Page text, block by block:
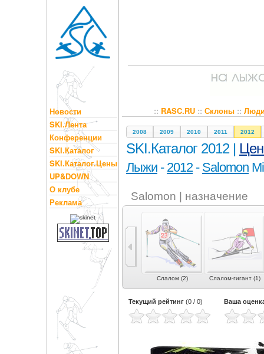
Новости
SKI.Лента
Конференции
SKI.Каталог
SKI.Каталог.Цены
UP&DOWN
О клубе
Реклама
:: RASC.RU:: Склоны::
2008 2009 2010 2011 2012
SKI.Каталог 2012 |
Лыжи - 2012- Salomon
Salomon | назначение
Фристайл (7) Слалом (2) Слалом-гигант (1)
Текущий рейтинг (0 / 0) Ваша